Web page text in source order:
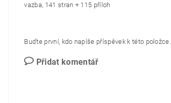
vazba, 141 stran + 115 příloh
Buďte první, kdo napíše příspěvek k této položce.
Přidat komentář